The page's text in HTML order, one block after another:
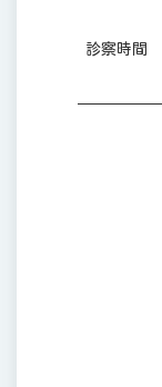
診察時間